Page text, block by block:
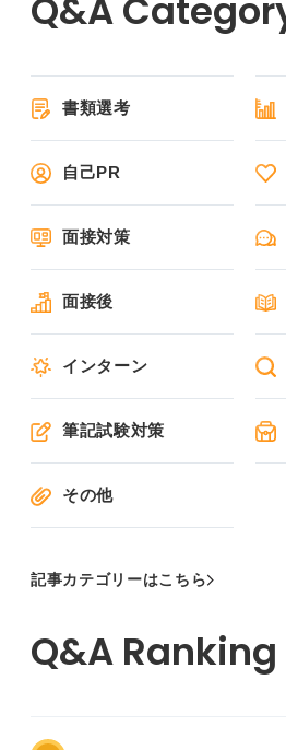
書類選考
自己PR
面接対策
面接後
インターン
筆記試験対策
その他
記事カテゴリーはこちら